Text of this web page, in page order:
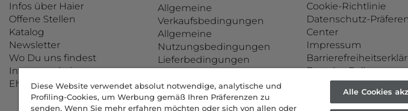
Infos über Haier
Offene Stellen
Katalog
Newsletter
Wo Du uns findest
Investor relations
Ehrenkodex
Allgemeine
Verkaufsbedingungen
Allgemeine
Nutzungsbedingungen
Lieferbedingungen
Zahlungsarten
Beilegung von
Cookie-Richtlinie
Datenschutz-
Center
Impressum
Data Act Policy
Diese Website verwendet absolut notwendige, analytische und
Profiling-Cookies, um Werbung gemäß Ihren Präferenzen zu
senden. Wenn Sie mehr erfahren möchten oder sich von allen oder
Alle Cookies